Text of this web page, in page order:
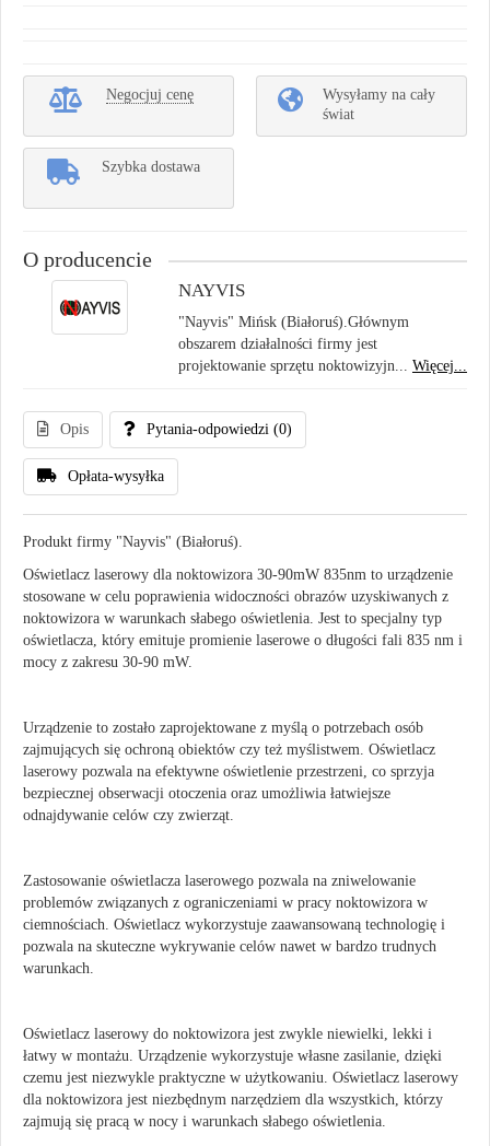
Negocjuj cenę
Wysyłamy na cały
świat
Szybka dostawa
O producencie
NAYVIS
"Nayvis" Mińsk (Białoruś).Głównym
obszarem działalności firmy jest
projektowanie sprzętu noktowizyjn... Więcej...
Opis Pytania-odpowiedzi (0)
Opłata-wysyłka
Produkt firmy "Nayvis" (Białoruś).
Oświetlacz laserowy dla noktowizora 30-90mW 835nm to urządzenie
stosowane w celu poprawienia widoczności obrazów uzyskiwanych z
noktowizora w warunkach słabego oświetlenia. Jest to specjalny typ
oświetlacza, który emituje promienie laserowe o długości fali 835 nm i
mocy z zakresu 30-90 mW.
Urządzenie to zostało zaprojektowane z myślą o potrzebach osób
zajmujących się ochroną obiektów czy też myślistwem. Oświetlacz
laserowy pozwala na efektywne oświetlenie przestrzeni, co sprzyja
bezpiecznej obserwacji otoczenia oraz umożliwia łatwiejsze
odnajdywanie celów czy zwierząt.
Zastosowanie oświetlacza laserowego pozwala na zniwelowanie
problemów związanych z ograniczeniami w pracy noktowizora w
ciemnościach. Oświetlacz wykorzystuje zaawansowaną technologię i
pozwala na skuteczne wykrywanie celów nawet w bardzo trudnych
warunkach.
Oświetlacz laserowy do noktowizora jest zwykle niewielki, lekki i
łatwy w montażu. Urządzenie wykorzystuje własne zasilanie, dzięki
czemu jest niezwykle praktyczne w użytkowaniu. Oświetlacz laserowy
dla noktowizora jest niezbędnym narzędziem dla wszystkich, którzy
zajmują się pracą w nocy i warunkach słabego oświetlenia.